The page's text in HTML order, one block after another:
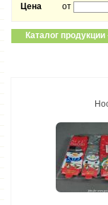
Цена
от
Каталог продукции